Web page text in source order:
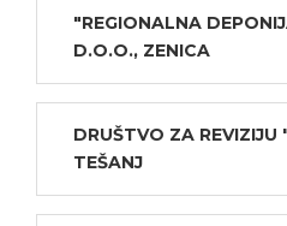
"REGIONALNA
D.O.O., ZENICA
DRUŠTVO ZA REVIZIJU
TEŠANJ